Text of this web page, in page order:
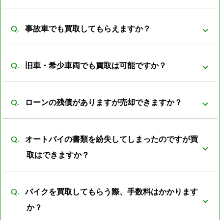
ストの削減が可能となっております。 その結果、買取
価格を高くさせていただく事が可能になっておりま
反映される車両がほとんどです。 ノーマル部品とセッ
トの場合プラス評価しますが、ノーマルパーツが無い
状態ですとマイナス評価となる車両もあります。
事故車でも買取してもらえますか？
可能です。 一般的に廃車費用は8000～数万円かかると
言われています。 事故車を所有していても利用価値は
なく、処分する際には必ず廃車費用がかかります。 バ
旧車・希少車両でも買取は可能ですか？
たりと扱える会社が少ない為、売却が難しいとされて
います。 しかし弊社は経験豊富な査定員がいる為、安
心してご売却頂けるかと思います。
ローンの残債がありますが売却できますか？
たあとの残金をお振込みとさせて頂きます。
オートバイの書類を紛失してしまったのですが買
取はできますか？
済の書類の紛失の場合は再発行の際に廃車した際の日
時、ナンバープレートの番号、住所、名義人のお名前
バイクを買取してもらう際、手数料はかかります
か？